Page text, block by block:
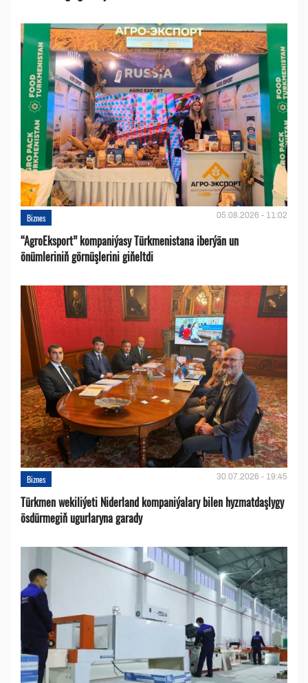
Biznes 05.08.2026 - 11:02
“AgroEksport” kompaniýasy Türkmenistana iberýän un
önümleriniň görnüşlerini giňeltdi
Biznes 30.07.2026 - 19:45
Türkmen wekiliýeti Niderland kompaniýalary bilen hyzmatdaşlygy
ösdürmegiň ugurlaryna garady